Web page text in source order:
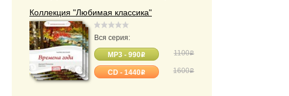
Коллекция "Любимая классика"
Вся серия:
1100o
MP3 - 990o
1600o
CD - 1440o